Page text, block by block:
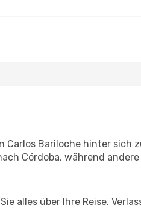
Carlos Bariloche hinter sich
Córdoba, während
alles über Ihre Reise.